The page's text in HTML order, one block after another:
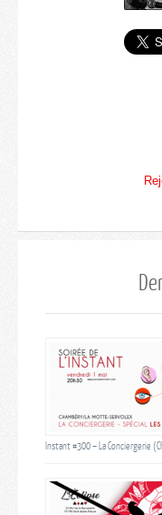
Instant #300 – La Conciergerie